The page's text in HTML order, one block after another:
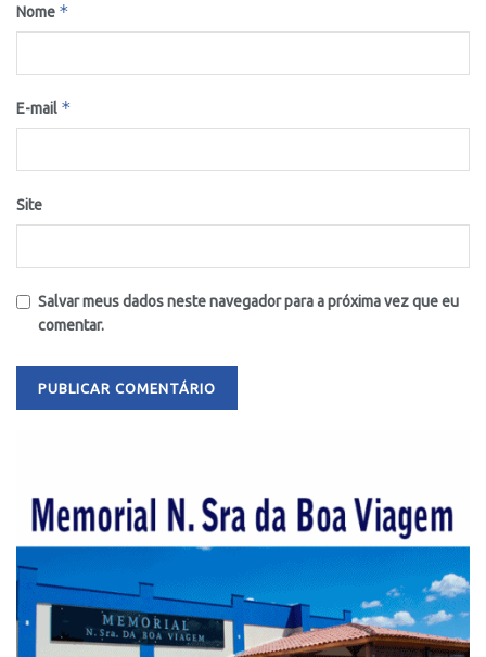
Nome *
E-mail *
Site
Salvar meus dados neste navegador para a próxima vez que eu
comentar.